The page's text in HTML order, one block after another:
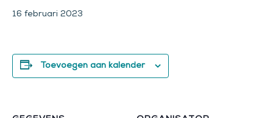
16 februari 2023
Toevoegen aan kalender